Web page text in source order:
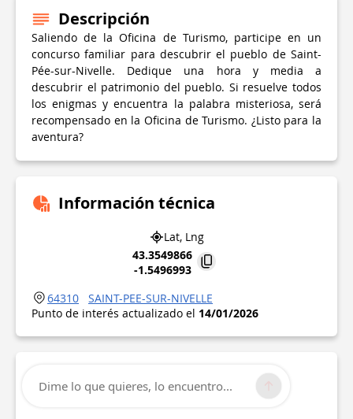
Descripción
Saliendo de la Oficina de Turismo, participe en un
concurso familiar para descubrir el pueblo de Saint-
Pée-sur-Nivelle. Dedique una hora y media a
descubrir el patrimonio del pueblo. Si resuelve todos
los enigmas y encuentra la palabra misteriosa, será
recompensado en la Oficina de Turismo. ¿Listo para la
aventura?
Información técnica
Lat, Lng
43.3549866
-1.5496993
64310
SAINT-PEE-SUR-NIVELLE
Punto de interés actualizado el 14/01/2026
Dime lo que quieres, lo encuentro...